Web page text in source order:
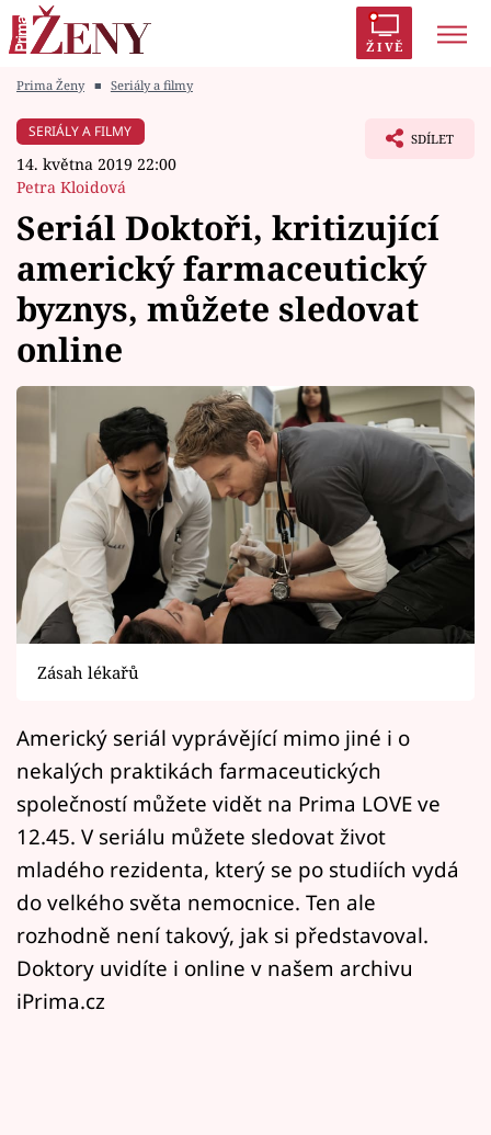
ŽIVĚ
Módní alarm
Témata
Celebrity
Vztahy
Seriály
Horoskopy
Sledujte prima+
Filmový festival Karlovy Vary
Přihlášení
Sledujte nás
Prima Ženy ■ Seriály a filmy
SERIÁLY A FILMY
14. května 2019 22:00
Petra Kloidová
SDÍLET
Seriál Doktoři, kritizující
americký farmaceutický
byznys, můžete sledovat
online
Zásah lékařů
Americký seriál vyprávějící mimo jiné i o
nekalých praktikách farmaceutických
společností můžete vidět na Prima LOVE ve
12.45. V seriálu můžete sledovat život
mladého rezidenta, který se po studiích vydá
do velkého světa nemocnice. Ten ale
rozhodně není takový, jak si představoval.
Doktory uvidíte i online v našem archivu
iPrima.cz